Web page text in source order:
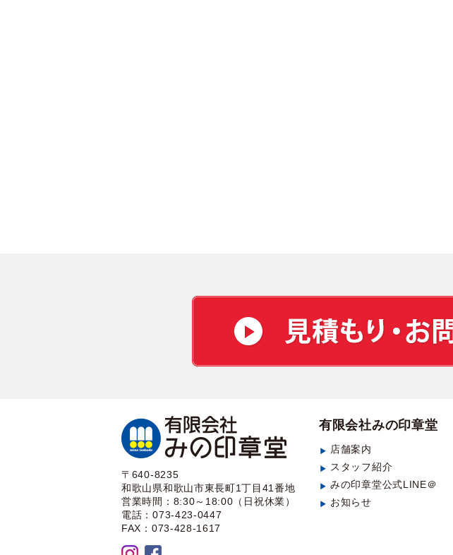
〒640-8235
和歌山県和歌山市東長町1丁目41番地
営業時間：8:30～18:00（日祝休業）
電話：073-423-0447
FAX：073-428-1617
有限会社みの印章堂
店舗案内
スタッフ紹介
みの印章堂公式LINE＠
お知らせ